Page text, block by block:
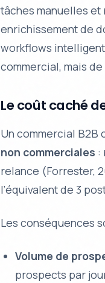
tâches manuelles
enrichissement de
workflows
commercial, mais
Le coût caché
Un commercial B2B
non commerciales :
relance (Forrester,
l’équivalent de 3
Les conséquences
Volume de
prospects par